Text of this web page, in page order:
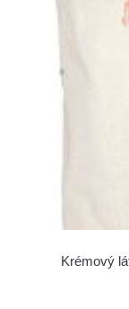
Krémový